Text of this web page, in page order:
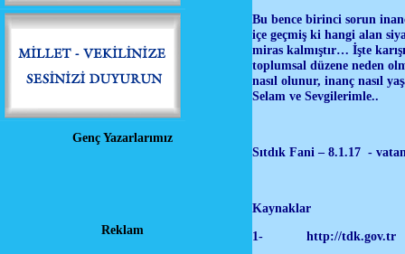
Genç Yazarlarımız
Reklam
Bu bence birinci sorun
içe geçmiş ki hangi alan
miras kalmıştır… İşte
toplumsal düzene neden
nasıl olunur, inanç nasıl
Selam ve Sevgilerimle..
Sıtdık Fani – 8.1.17 -
Kaynaklar
1- http://tdk.gov.tr